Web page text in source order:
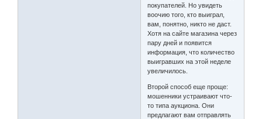
покупателей. Но увидеть
воочию того, кто выиграл,
вам, понятно, никто не даст.
Хотя на сайте магазина через
пару дней и появится
информация, что количество
выигравших на этой неделе
увеличилось.
Второй способ еще проще:
мошенники устраивают что-
то типа аукциона. Они
предлагают вам отправлять